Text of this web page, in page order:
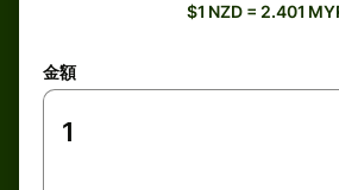
$1 NZD = 2.401
金額